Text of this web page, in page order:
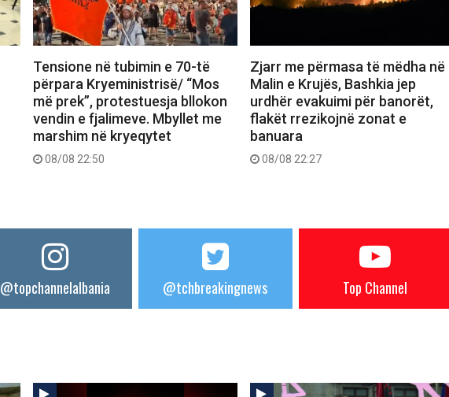
Tensione në tubimin e 70-të
përpara Kryeministrisë/ “Mos
më prek”, protestuesja bllokon
vendin e fjalimeve. Mbyllet me
marshim në kryeqytet
08/08 22:50
Zjarr me përmasa të mëdha në
Malin e Krujës, Bashkia jep
urdhër evakuimi për banorët,
flakët rrezikojnë zonat e
banuara
08/08 22:27
@topchannelalbania @tchbreakingnews Top Channel